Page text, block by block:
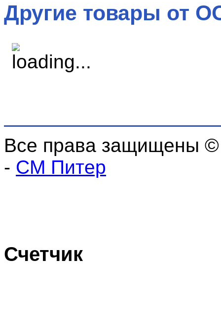
Другие товары от
Все права защищены
- СМ Питер
Счетчик